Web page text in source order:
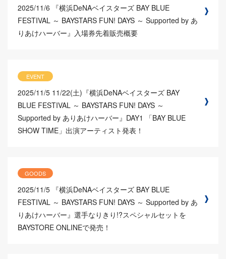
2025/11/6
『横浜DeNAベイスターズ BAY BLUE
FESTIVAL ～ BAYSTARS FUN! DAYS ～ Supported by あ
りあけハーバー』入場券先着販売概要
EVENT
2025/11/5 11/22(土)『横浜DeNAベイスターズ BAY
BLUE FESTIVAL ～ BAYSTARS FUN! DAYS ～
Supported by ありあけハーバー』DAY1 「BAY BLUE
SHOW TIME」出演アーティスト発表！
GOODS
2025/11/5 『横浜DeNAベイスターズ BAY BLUE
FESTIVAL ～ BAYSTARS FUN! DAYS ～ Supported by あ
りあけハーバー』選手なりきり!?スペシャルセットを
BAYSTORE ONLINEで発売！